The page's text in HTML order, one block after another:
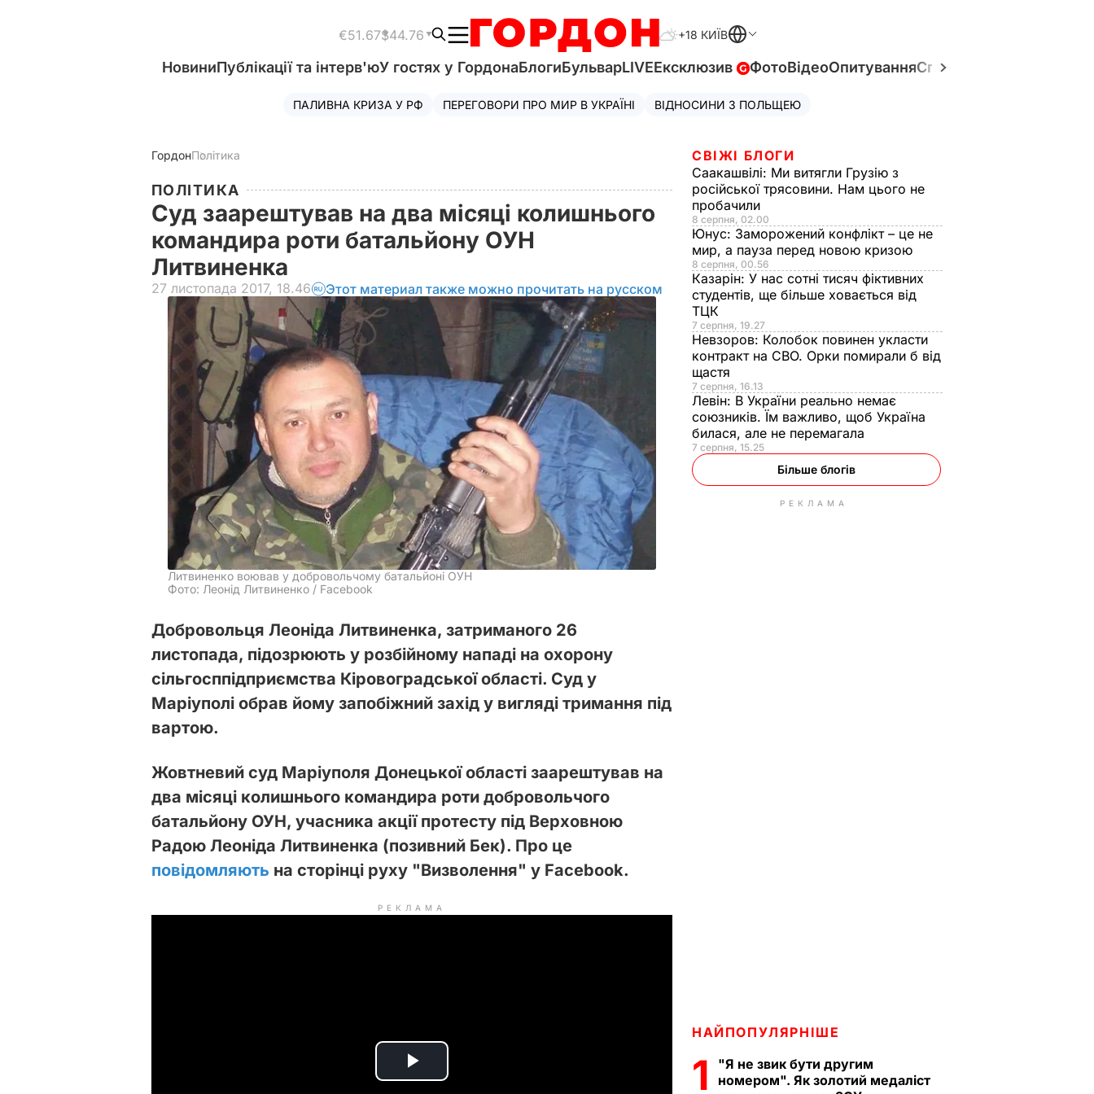
€51.67$44.76 +18 КИЇВ
НовиниПублікації та інтерв'юУ гостях у ГордонаБлогиБульварLIVEЕксклюзив ФотоВідеоОпитуванняСпецпроєкти
ПАЛИВНА КРИЗА У РФ ПЕРЕГОВОРИ ПРО МИР В УКРАЇНІ ВІДНОСИНИ З ПОЛЬЩЕЮ
ГордонПолітика
ПОЛІТИКА
Суд заарештував на два місяці колишнього
командира роти батальйону ОУН
Литвиненка
27 листопада 2017, 18.46 Этот материал также можно прочитать на русском
Литвиненко воював у добровольчому батальйоні ОУН
Фото: Леонід Литвиненко / Facebook
Добровольця Леоніда Литвиненка, затриманого 26
листопада, підозрюють у розбійному нападі на охорону
сільгосппідприємства Кіровоградської області. Суд у
Маріуполі обрав йому запобіжний захід у вигляді тримання під
вартою.
Жовтневий суд Маріуполя Донецької області заарештував на
два місяці колишнього командира роти добровольчого
батальйону ОУН, учасника акції протесту під Верховною
Радою Леоніда Литвиненка (позивний Бек). Про це
повідомляють на сторінці руху "Визволення" у Facebook.
РЕКЛАМА
P
СВІЖІ БЛОГИ
Саакашвілі: Ми витягли Грузію з
російської трясовини. Нам цього не
пробачили
8 серпня, 02.00
Юнус: Заморожений конфлікт – це не
мир, а пауза перед новою кризою
8 серпня, 00.56
Казарін: У нас сотні тисяч фіктивних
студентів, ще більше ховається від
ТЦК
7 серпня, 19.27
Невзоров: Колобок повинен укласти
контракт на СВО. Орки помирали б від
щастя
7 серпня, 16.13
Левін: В України реально немає
союзників. Їм важливо, щоб Україна
билася, але не перемагала
7 серпня, 15.25
Більше блогів
РЕКЛАМА
НАЙПОПУЛЯРНІШЕ
1
"Я не звик бути другим
номером". Як золотий медаліст